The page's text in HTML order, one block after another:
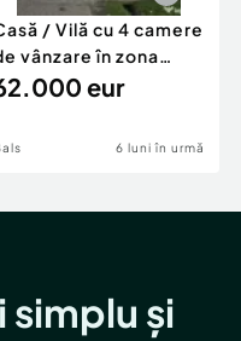
/ Vilă cu 4 camere
vânzare în zona
eur
6 luni în urmă
simplu și